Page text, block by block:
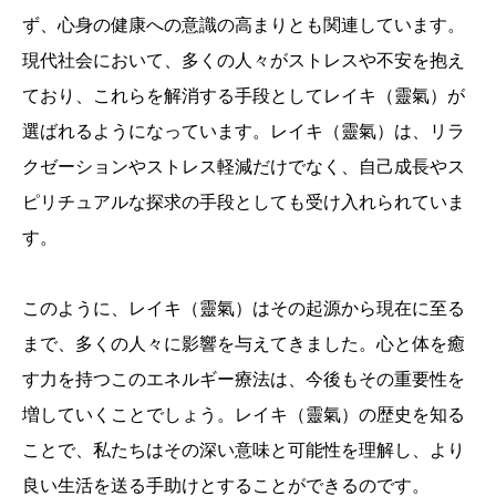
ず、心身の健康への意識の高まりとも関連しています。
現代社会において、多くの人々がストレスや不安を抱え
ており、これらを解消する手段としてレイキ（靈氣）が
選ばれるようになっています。レイキ（靈氣）は、リラ
クゼーションやストレス軽減だけでなく、自己成長やス
ピリチュアルな探求の手段としても受け入れられていま
す。
このように、レイキ（靈氣）はその起源から現在に至る
まで、多くの人々に影響を与えてきました。心と体を癒
す力を持つこのエネルギー療法は、今後もその重要性を
増していくことでしょう。レイキ（靈氣）の歴史を知る
ことで、私たちはその深い意味と可能性を理解し、より
良い生活を送る手助けとすることができるのです。